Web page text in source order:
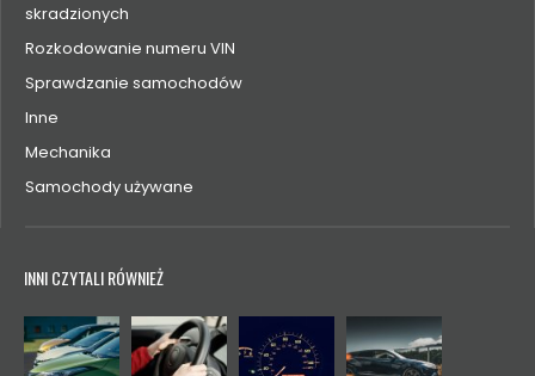
skradzionych
Rozkodowanie numeru VIN
Sprawdzanie samochodów
Inne
Mechanika
Samochody używane
INNI CZYTALI RÓWNIEŻ